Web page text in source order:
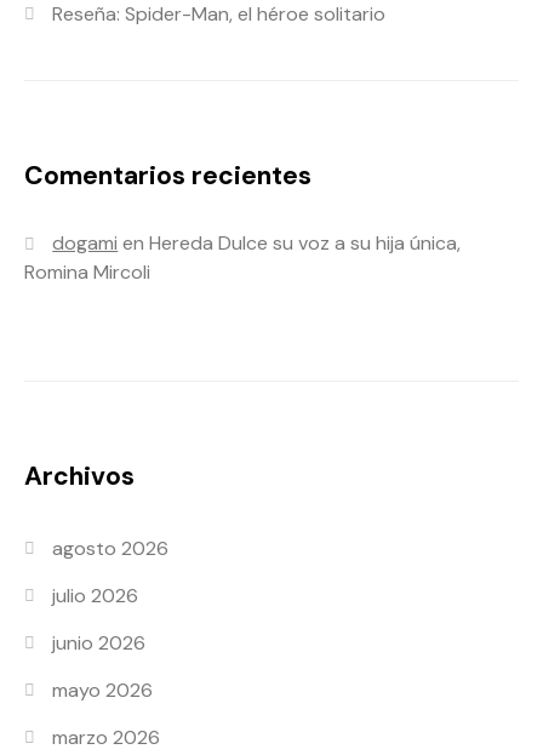
Reseña: Spider-Man, el héroe solitario
Comentarios recientes
dogami enHereda Dulce su voz a su hija única,
Romina Mircoli
Archivos
agosto 2026
julio 2026
junio 2026
mayo 2026
marzo 2026